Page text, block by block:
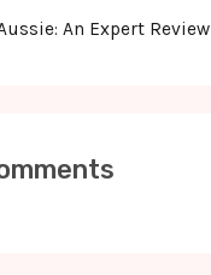
An Expert Review